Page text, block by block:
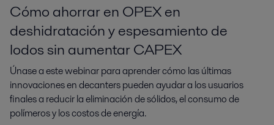
Cómo ahorrar en OPEX en
deshidratación y espesamiento de
lodos sin aumentar CAPEX
Únase a este webinar para aprender cómo las últimas
innovaciones en decanters pueden ayudar a los usuarios
finales a reducir la eliminación de sólidos, el consumo de
polímeros y los costos de energía.